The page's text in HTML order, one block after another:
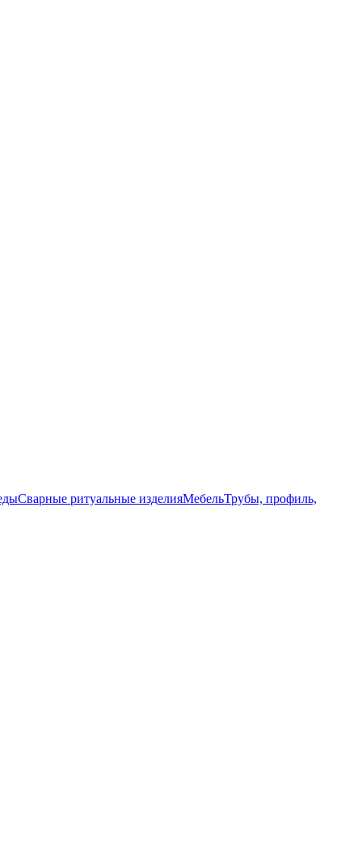
Сварные ритуальные изделияМебельТрубы, профиль,